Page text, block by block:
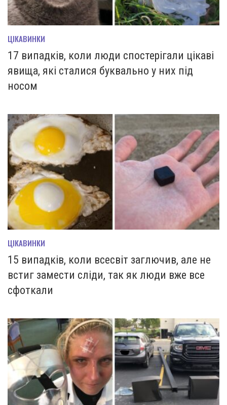
ЦІКАВИНКИ
17 випадків, коли люди спостерігали цікаві
явища, які сталися буквально у них під
носом
ЦІКАВИНКИ
15 випадків, коли всесвіт заглючив, але не
встиг замести сліди, так як люди вже все
сфоткали